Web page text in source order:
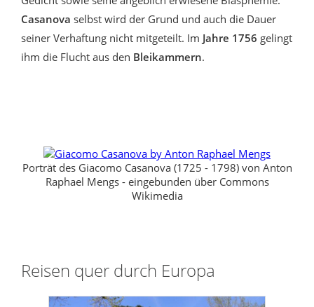
Casanova selbst wird der Grund und auch die Dauer
seiner Verhaftung nicht mitgeteilt. Im Jahre 1756 gelingt
ihm die Flucht aus den Bleikammern.
Porträt des Giacomo Casanova (1725 - 1798) von Anton
Raphael Mengs - eingebunden über Commons
Wikimedia
Reisen quer durch Europa